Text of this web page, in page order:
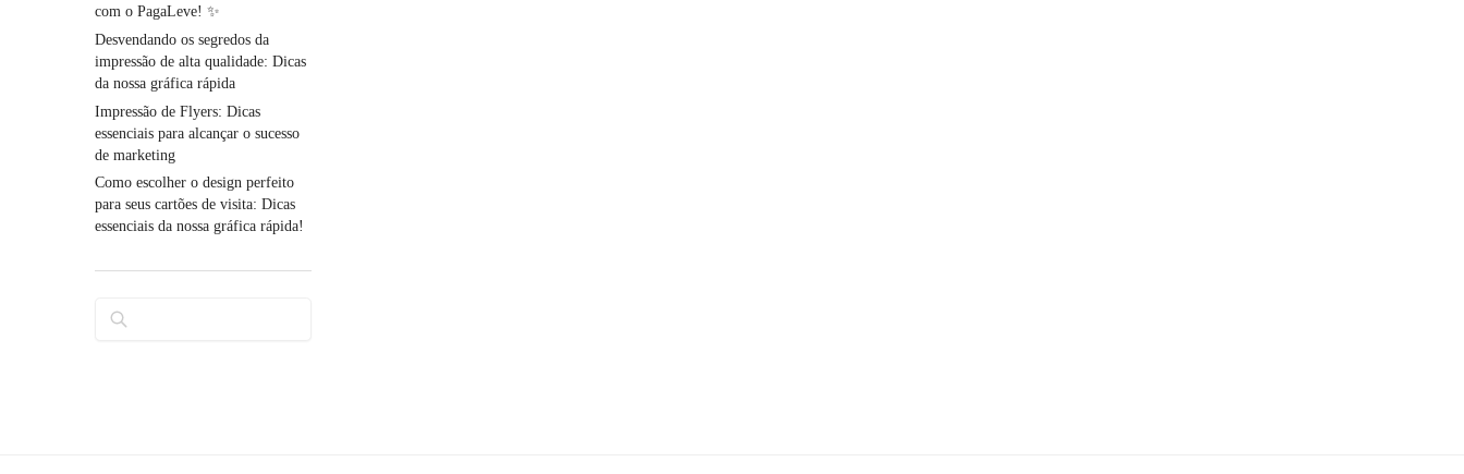
com o PagaLeve! ✨
Desvendando os segredos da
impressão de alta qualidade: Dicas
da nossa gráfica rápida
Impressão de Flyers: Dicas
essenciais para alcançar o sucesso
de marketing
Como escolher o design perfeito
para seus cartões de visita: Dicas
essenciais da nossa gráfica rápida!